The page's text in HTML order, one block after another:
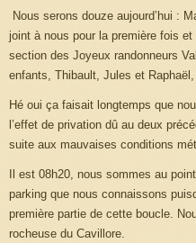
Nous serons douze aujourd’hui :
joint à nous pour la première fois
section des Joyeux randonneurs
enfants, Thibault, Jules et
Hé oui ça faisait longtemps que
l’effet de privation dû au deux
suite aux mauvaises conditions
Il est 08h20, nous sommes au
parking que nous connaissons
première partie de cette boucle.
rocheuse du Cavillore.